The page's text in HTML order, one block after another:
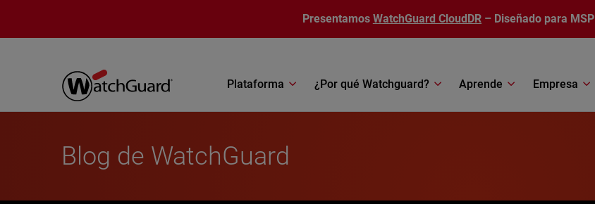
Presentamos WatchGuard CloudDR – Diseñado para MSP
Plataforma ¿Por qué Watchguard? Aprende Empresa
Blog de WatchGuard